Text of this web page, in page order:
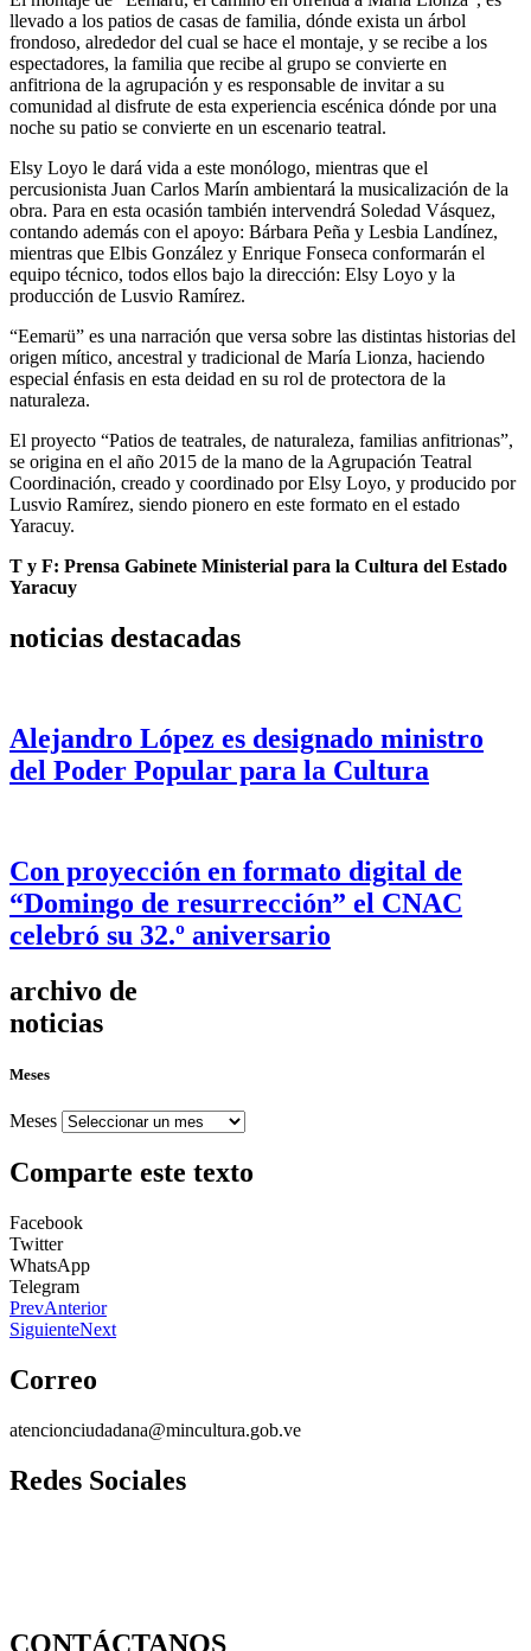
llevado a los patios de casas de familia, dónde exista un árbol
frondoso, alrededor del cual se hace el montaje, y se recibe a los
espectadores, la familia que recibe al grupo se convierte en
anfitriona de la agrupación y es responsable de invitar a su
comunidad al disfrute de esta experiencia escénica dónde por una
noche su patio se convierte en un escenario teatral.
Elsy Loyo le dará vida a este monólogo, mientras que el
percusionista Juan Carlos Marín ambientará la musicalización de la
obra. Para en esta ocasión también intervendrá Soledad Vásquez,
contando además con el apoyo: Bárbara Peña y Lesbia Landínez,
mientras que Elbis González y Enrique Fonseca conformarán el
equipo técnico, todos ellos bajo la dirección: Elsy Loyo y la
producción de Lusvio Ramírez.
“Eemarü” es una narración que versa sobre las distintas historias del
origen mítico, ancestral y tradicional de María Lionza, haciendo
especial énfasis en esta deidad en su rol de protectora de la
naturaleza.
El proyecto “Patios de teatrales, de naturaleza, familias anfitrionas”,
se origina en el año 2015 de la mano de la Agrupación Teatral
Coordinación, creado y coordinado por Elsy Loyo, y producido por
Lusvio Ramírez, siendo pionero en este formato en el estado
Yaracuy.
T y F: Prensa Gabinete Ministerial para la Cultura del Estado
Yaracuy
noticias destacadas
Alejandro López es designado ministro
del Poder Popular para la Cultura
Con proyección en formato digital de
“Domingo de resurrección” el CNAC
celebró su 32.º aniversario
archivo de
noticias
Meses
Meses
Comparte este texto
Facebook
Twitter
WhatsApp
Telegram
PrevAnterior
SiguienteNext
Correo
atencionciudadana@mincultura.gob.ve
Redes Sociales
CONTÁCTANOS